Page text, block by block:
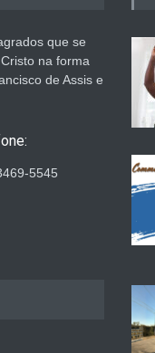
que se
na forma
de Assis e
5545